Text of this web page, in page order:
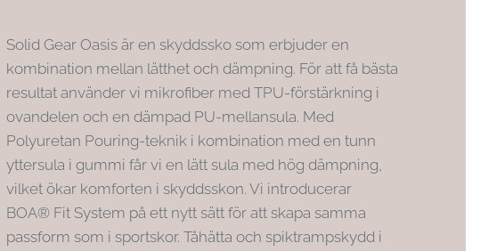
Solid Gear Oasis är en skyddssko som erbjuder en
kombination mellan lätthet och dämpning. För att få bästa
resultat använder vi mikrofiber med TPU-förstärkning i
ovandelen och en dämpad PU-mellansula. Med
Polyuretan Pouring-teknik i kombination med en tunn
yttersula i gummi får vi en lätt sula med hög dämpning,
vilket ökar komforten i skyddsskon. Vi introducerar
BOA® Fit System på ett nytt sätt för att skapa samma
passform som i sportskor. Tåhätta och spiktrampskydd i